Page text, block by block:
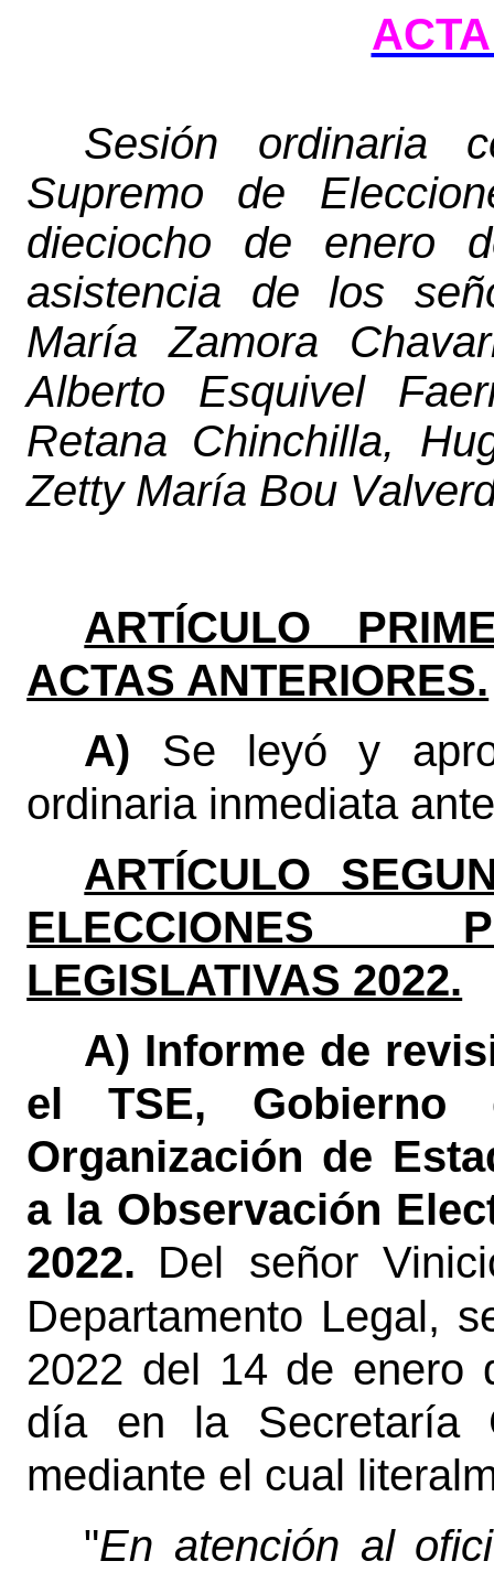
Sesión ordinaria
Supremo de
dieciocho de enero
asistencia de los
María Zamora
Alberto Esquivel
Retana Chinchilla,
Zetty María Bou
ARTÍCULO
ACTAS ANTERIORES.
A) Se leyó y
ordinaria inmediata
ARTÍCULO
ELECCIONES
LEGISLATIVAS 2022.
A) Informe de
el TSE,
Organización de
a la Observación
2022. Del señor
Departamento Legal,
2022 del 14 de enero
día en la Secretaría
mediante el cual
"En atención al